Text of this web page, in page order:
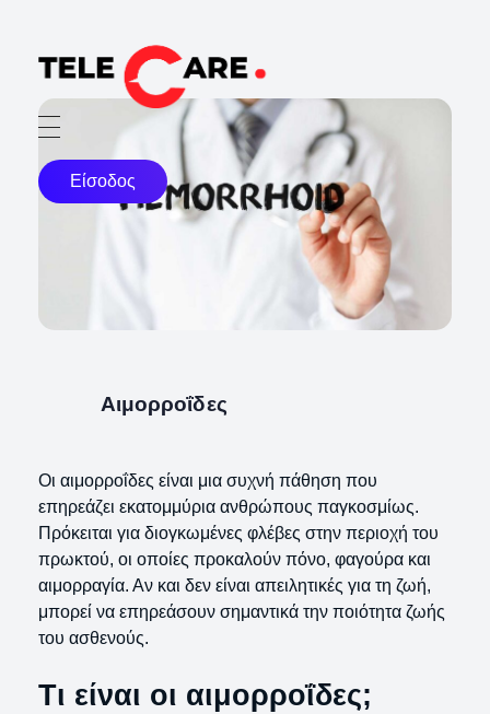
TELECARE
TELECARE | Ιατροί, νοσηλευτές & πραγματικές εξετάσεις σε λίγα λεπτά
Είσοδος
Αιμορροΐδες
Οι αιμορροΐδες είναι μια συχνή πάθηση που
επηρεάζει εκατομμύρια ανθρώπους παγκοσμίως.
Πρόκειται για διογκωμένες φλέβες στην περιοχή του
πρωκτού, οι οποίες προκαλούν πόνο, φαγούρα και
αιμορραγία. Αν και δεν είναι απειλητικές για τη ζωή,
μπορεί να επηρεάσουν σημαντικά την ποιότητα ζωής
του ασθενούς.
Τι είναι οι αιμορροΐδες;